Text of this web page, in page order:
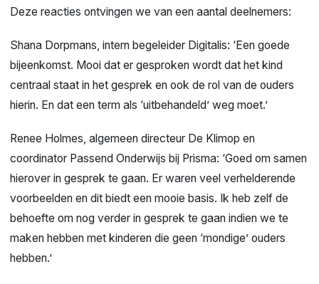
Deze reacties ontvingen we van een aantal deelnemers:
Shana Dorpmans, intern begeleider Digitalis: ‘Een goede
bijeenkomst. Mooi dat er gesproken wordt dat het kind
centraal staat in het gesprek en ook de rol van de ouders
hierin. En dat een term als ‘uitbehandeld’ weg moet.’
Renee Holmes, algemeen directeur De Klimop en
coordinator Passend Onderwijs bij Prisma: ‘Goed om samen
hierover in gesprek te gaan. Er waren veel verhelderende
voorbeelden en dit biedt een mooie basis. Ik heb zelf de
behoefte om nog verder in gesprek te gaan indien we te
maken hebben met kinderen die geen ‘mondige’ ouders
hebben.’